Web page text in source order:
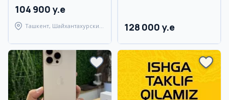
104 900 y.e
Ташкент, Шайхантахурский
128 000 y.e